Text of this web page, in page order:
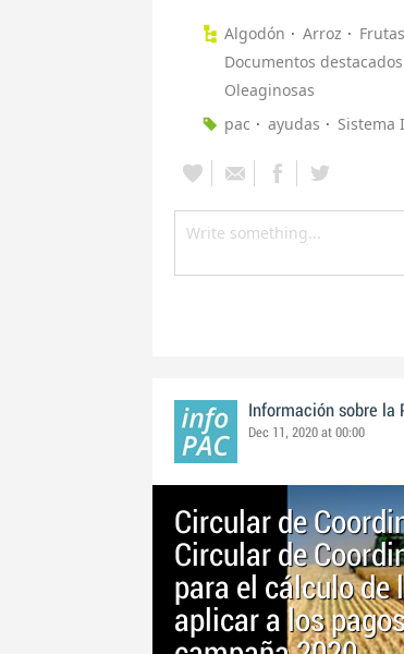
Algodón Arroz
Documentos destacados
Oleaginosas
pac
ayudas Sistema
Información sobre la
Dec 11, 2020 at 00:00
Circular de
Circular de
para el cálculo de
aplicar a los